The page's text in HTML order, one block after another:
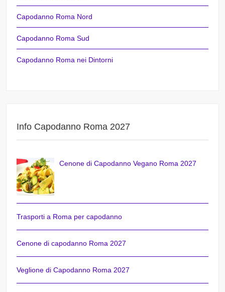
Capodanno Roma Nord
Capodanno Roma Sud
Capodanno Roma nei Dintorni
Info Capodanno Roma 2027
Cenone di Capodanno Vegano Roma 2027
Trasporti a Roma per capodanno
Cenone di capodanno Roma 2027
Veglione di Capodanno Roma 2027